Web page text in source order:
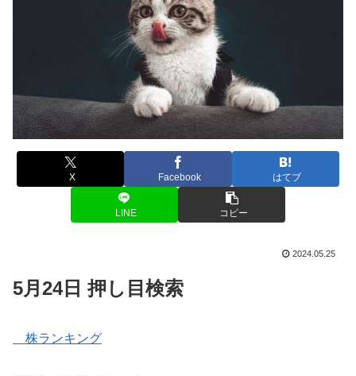
X Facebook はてブ
LINE コピー
2024.05.25
5月24日 押し目検索
株ランキング